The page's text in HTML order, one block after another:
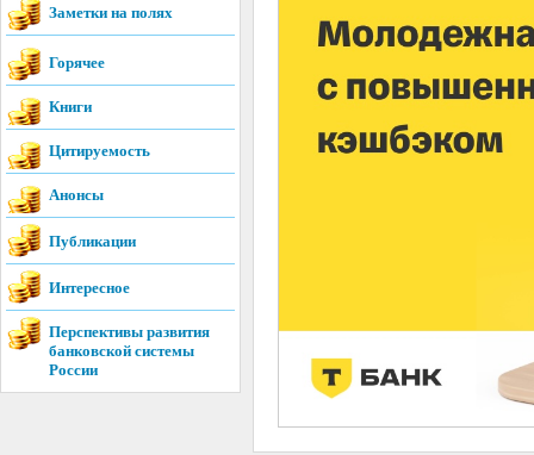
Заметки на полях
Горячее
Книги
Цитируемость
Анонсы
Публикации
Интересное
Перспективы развития
банковской системы
России